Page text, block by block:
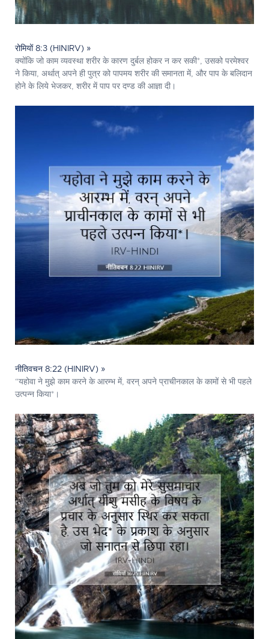
रोमियों 8:3 (HINIRV) »
क्योंकि जो काम व्यवस्था शरीर के कारण दुर्बल होकर न कर सकी*, उसको परमेश्‍वर
ने किया, अर्थात् अपने ही पुत्र को पापमय शरीर की समानता में, और पाप के बलिदान
होने के लिये भेजकर, शरीर में पाप पर दण्ड की आज्ञा दी।
नीतिवचन 8:22 (HINIRV) »
“यहोवा ने मुझे काम करने के आरम्भ में, वरन् अपने प्राचीनकाल के कामों से भी पहले
उत्‍पन्‍न किया*।